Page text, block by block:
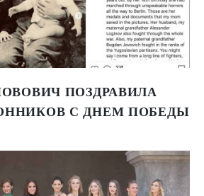
ПОЗДРАВИЛА
С ДНЕМ ПОБЕДЫ